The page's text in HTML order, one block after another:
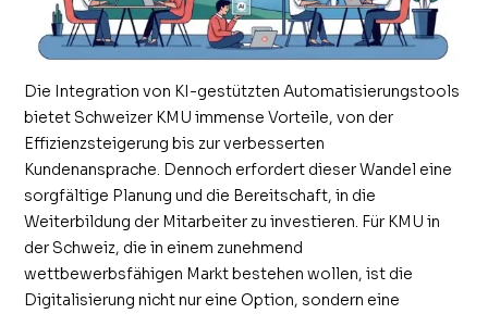
Die Integration von KI-gestützten Automatisierungstools
bietet Schweizer KMU immense Vorteile, von der
Effizienzsteigerung bis zur verbesserten
Kundenansprache. Dennoch erfordert dieser Wandel eine
sorgfältige Planung und die Bereitschaft, in die
Weiterbildung der Mitarbeiter zu investieren. Für KMU in
der Schweiz, die in einem zunehmend
wettbewerbsfähigen Markt bestehen wollen, ist die
Digitalisierung nicht nur eine Option, sondern eine